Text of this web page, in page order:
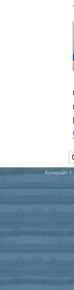
Копирайт